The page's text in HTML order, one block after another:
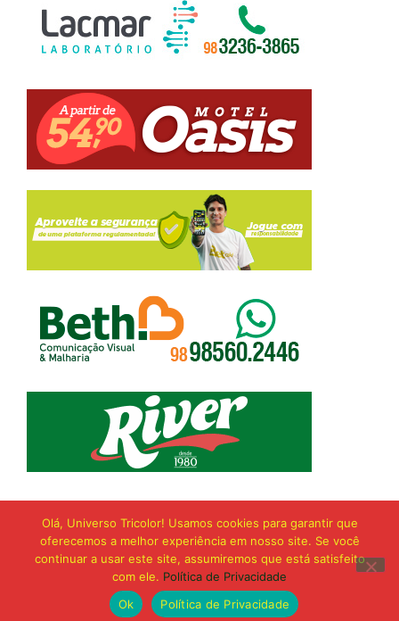
Olá, Universo Tricolor! Usamos cookies para garantir que
oferecemos a melhor experiência em nosso site. Se você
continuar a usar este site, assumiremos que está satisfeito
com ele. Política de Privacidade
Ok
Política de Privacidade